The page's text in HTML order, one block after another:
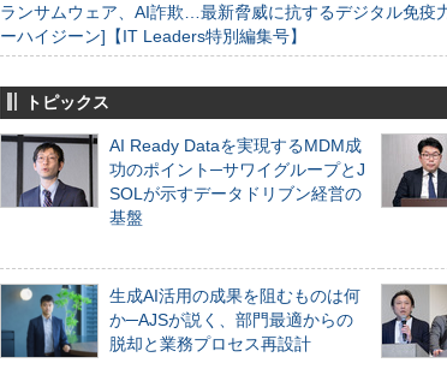
ランサムウェア、AI詐欺…最新脅威に抗するデジタル免疫
ーハイジーン]【IT Leaders特別編集号】
トピックス
AI Ready Dataを実現するMDM成
功のポイント─サワイグループとJ
SOLが示すデータドリブン経営の
基盤
生成AI活用の成果を阻むものは何
か─AJSが説く、部門最適からの
脱却と業務プロセス再設計